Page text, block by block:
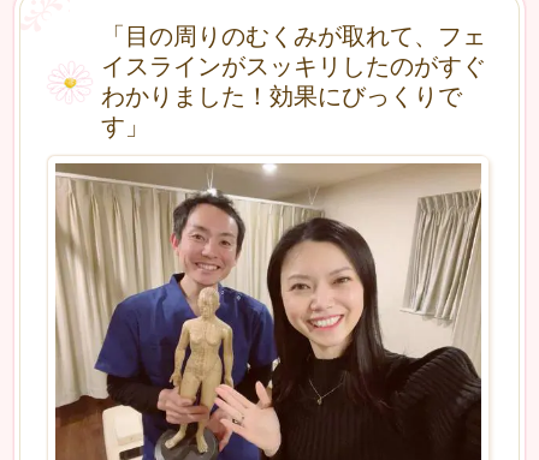
「目の周りのむくみが取れて、フェ
イスラインがスッキリしたのがすぐ
わかりました！効果にびっくりで
す」